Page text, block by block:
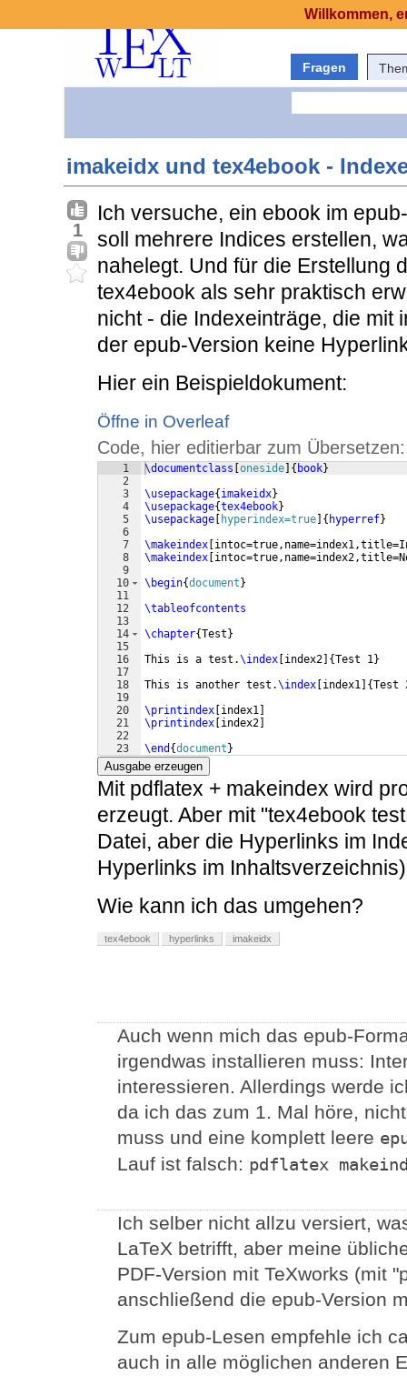
Fragen
imakeidx und tex4ebook -
1
Ich versuche, ein ebook im
soll mehrere Indices erstellen,
nahelegt. Und für die Erstellung
tex4ebook als sehr praktisch
nicht - die Indexeinträge, die mit
der epub-Version keine
Hier ein Beispieldokument:
Öffne in Overleaf
Code, hier editierbar zum Übersetzen:
1
2
3
4
5
6
7
8
9
10
11
12
13
14
15
16
17
18
19
20
21
22
23
\documentclass oneside { book}
\usepackage{ imakeidx}
\usepackage{tex4ebook}
\usepackage
hyperindex=true { hyperref}
\makeindex
\makeindex
\begin{document }
\tableofcontents
\chapter{Test }
This is a test.\index index2 {Test 1}
This is another test.\index index1 {Test
\printindex index1
\printindex index2
\end {document }
Ausgabe erzeugen
Mit pdflatex + makeindex wird
erzeugt. Aber mit "tex4ebook
Datei, aber die Hyperlinks im
Hyperlinks im
Wie kann ich das umgehen?
tex4ebook hyperlinks imakeidx
Auch wenn mich das epub-
irgendwas installieren muss:
interessieren. Allerdings werde
da ich das zum 1. Mal höre,
muss und eine komplett leere
Lauf ist falsch: pdflatex
Ich selber nicht allzu versiert,
LaTeX betrifft, aber meine
PDF-Version mit TeXworks (mit
anschließend die epub-Version
Zum epub-Lesen empfehle ich
auch in alle möglichen anderen
Willkommen,